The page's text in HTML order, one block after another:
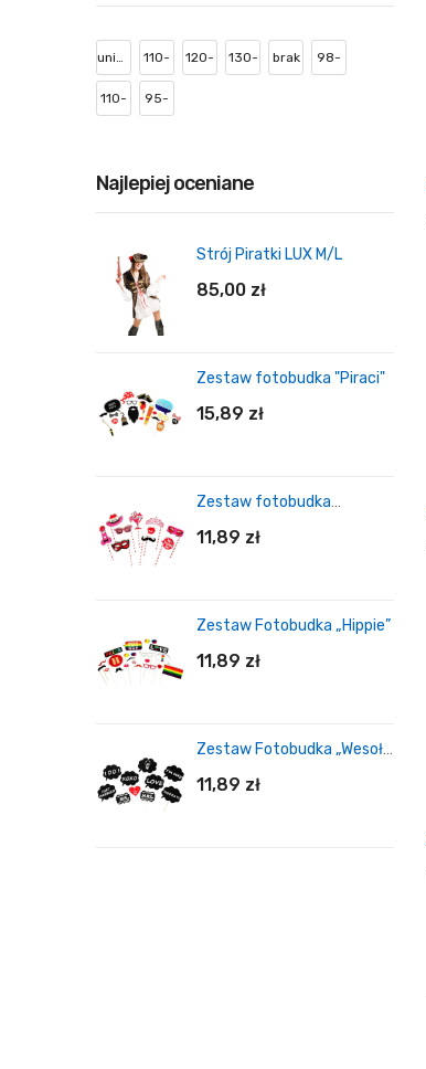
uniwersalny 110-
120
120- 130- brak 98-
110- 95-
Najlepiej oceniane
Strój Piratki LUX M/L
85,00 zł
Zestaw fotobudka "Piraci"
15,89 zł
Zestaw fotobudka
11,89 zł
Zestaw Fotobudka „Hippie”
11,89 zł
Zestaw Fotobudka „Wesołe
11,89 zł